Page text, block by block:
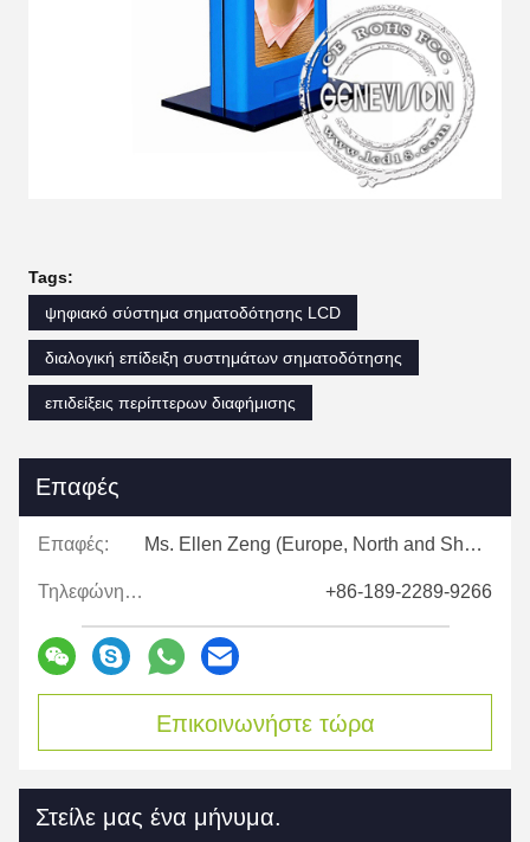
Tags:
ψηφιακό σύστημα σηματοδότησης LCD
διαλογική επίδειξη συστημάτων σηματοδότησης
επιδείξεις περίπτερων διαφήμισης
Επαφές
Επαφές: Ms. Ellen Zeng (Europe, North and Shouth America)
Τηλεφώνημα: +86-189-2289-9266
Επικοινωνήστε τώρα
Στείλε μας ένα μήνυμα.